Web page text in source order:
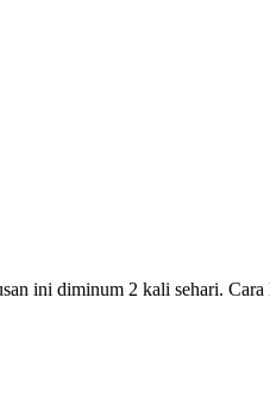
ini diminum 2 kali sehari.